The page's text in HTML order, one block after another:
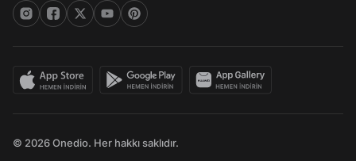
© 2026 Onedio. Her hakkı saklıdır.